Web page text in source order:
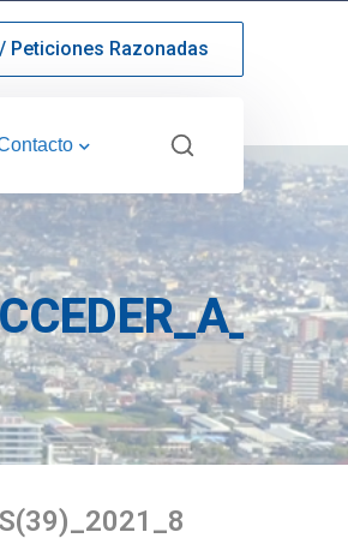
Peticiones Razonadas